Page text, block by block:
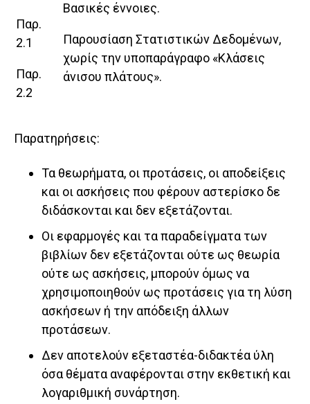
Παρ.
2.1
Παρ.
2.2
Βασικές έννοιες.
Παρουσίαση Στατιστικών Δεδομένων,
χωρίς την υποπαράγραφο «Κλάσεις
άνισου πλάτους».
Παρατηρήσεις:
Τα θεωρήματα, οι προτάσεις, οι αποδείξεις
και οι ασκήσεις που φέρουν αστερίσκο δε
διδάσκονται και δεν εξετάζονται.
Οι εφαρμογές και τα παραδείγματα των
βιβλίων δεν εξετάζονται ούτε ως θεωρία
ούτε ως ασκήσεις, μπορούν όμως να
χρησιμοποιηθούν ως προτάσεις για τη λύση
ασκήσεων ή την απόδειξη άλλων
προτάσεων.
Δεν αποτελούν εξεταστέα-διδακτέα ύλη
όσα θέματα αναφέρονται στην εκθετική και
λογαριθμική συνάρτηση.